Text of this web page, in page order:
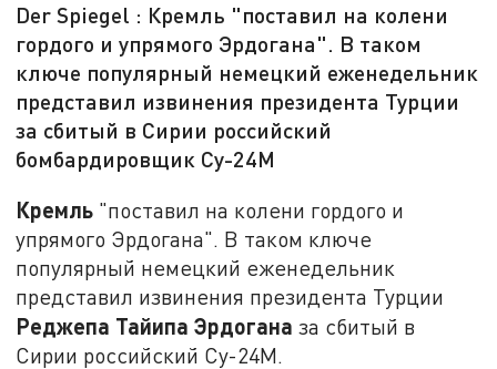
Der Spiegel : Кремль "поставил на колени
гордого и упрямого Эрдогана". В таком
ключе популярный немецкий еженедельник
представил извинения президента Турции
за сбитый в Сирии российский
бомбардировщик Су-24М
Кремль "поставил на колени гордого и
упрямого Эрдогана". В таком ключе
популярный немецкий еженедельник
представил извинения президента Турции
Реджепа Тайипа Эрдогана за сбитый в
Сирии российский Су-24М.